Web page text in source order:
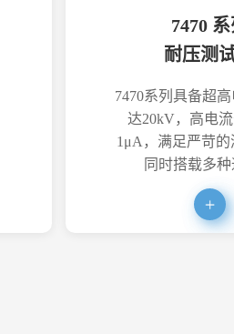
7470 系
耐压测
7470系列具备超
达20kV，高电
1μA，满足严苛的
同时搭载多